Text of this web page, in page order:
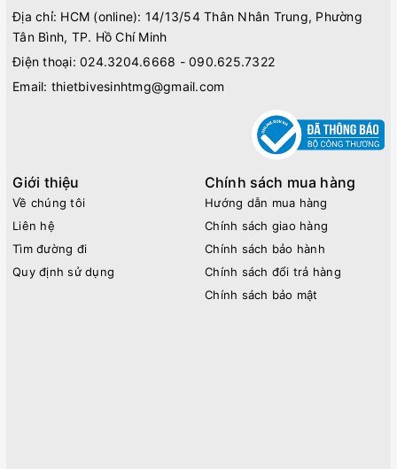
Địa chỉ: HCM (online): 14/13/54 Thân Nhân Trung, Phường
Tân Bình, TP. Hồ Chí Minh
Điện thoại: 024.3204.6668 - 090.625.7322
Email: thietbivesinhtmg@gmail.com
Giới thiệu
Về chúng tôi
Liên hệ
Tìm đường đi
Quy định sử dụng
Chính sách mua hàng
Hướng dẫn mua hàng
Chính sách giao hàng
Chính sách bảo hành
Chính sách đổi trả hàng
Chính sách bảo mật